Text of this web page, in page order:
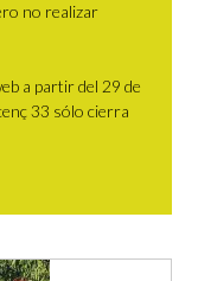
no realizar
a partir del 29 de
33 sólo cierra